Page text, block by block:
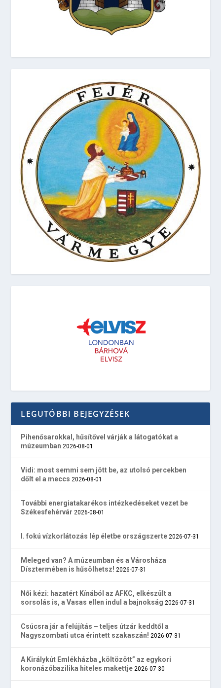
LEGUTÓBBI BEJEGYZÉSEK
Pihenősarokkal, hűsítővel várják a látogatókat a
múzeumban 2026-08-01
Vidi: most semmi sem jött be, az utolsó percekben
dőlt el a meccs 2026-08-01
További energiatakarékos intézkedéseket vezet be
Székesfehérvár 2026-08-01
I. fokú vízkorlátozás lép életbe országszerte 2026-07-31
Meleged van? A múzeumban és a Városháza
Dísztermében is hűsölhetsz! 2026-07-31
Női kézi: hazatért Kínából az AFKC, elkészült a
sorsolás is, a Vasas ellen indul a bajnokság 2026-07-31
Csúcsra jár a felújítás – teljes útzár keddtől a
Nagyszombati utca érintett szakaszán! 2026-07-31
A Királykút Emlékházba „költözött” az egykori
koronázóbazilika hiteles makettje 2026-07-30